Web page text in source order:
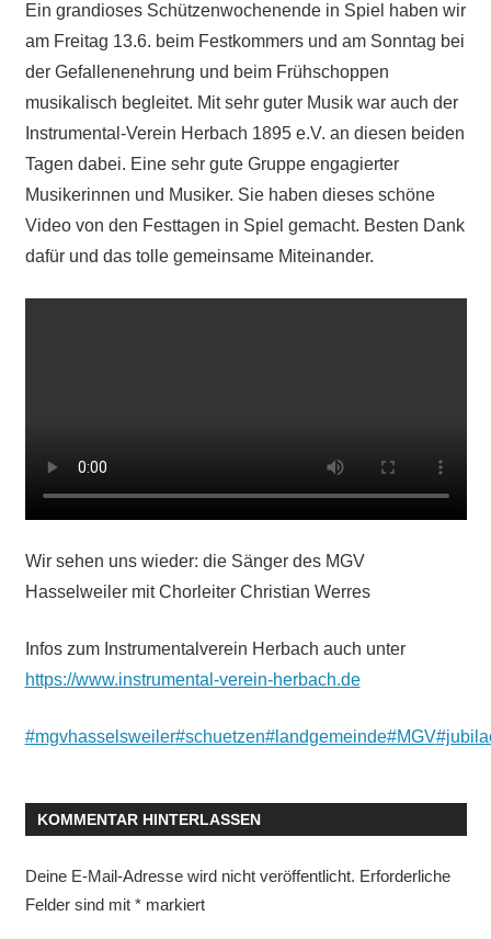
Ein grandioses Schützenwochenende in Spiel haben wir
am Freitag 13.6. beim Festkommers und am Sonntag bei
der Gefallenenehrung und beim Frühschoppen
musikalisch begleitet. Mit sehr guter Musik war auch der
Instrumental-Verein Herbach 1895 e.V. an diesen beiden
Tagen dabei. Eine sehr gute Gruppe engagierter
Musikerinnen und Musiker. Sie haben dieses schöne
Video von den Festtagen in Spiel gemacht. Besten Dank
dafür und das tolle gemeinsame Miteinander.
Wir sehen uns wieder: die Sänger des MGV
Hasselweiler mit Chorleiter Christian Werres
Infos zum Instrumentalverein Herbach auch unter
https://www.instrumental-verein-herbach.de
#mgvhasselsweiler#schuetzen#landgemeinde#MGV
KOMMENTAR HINTERLASSEN
Deine E-Mail-Adresse wird nicht veröffentlicht. Erforderliche
Felder sind mit *markiert